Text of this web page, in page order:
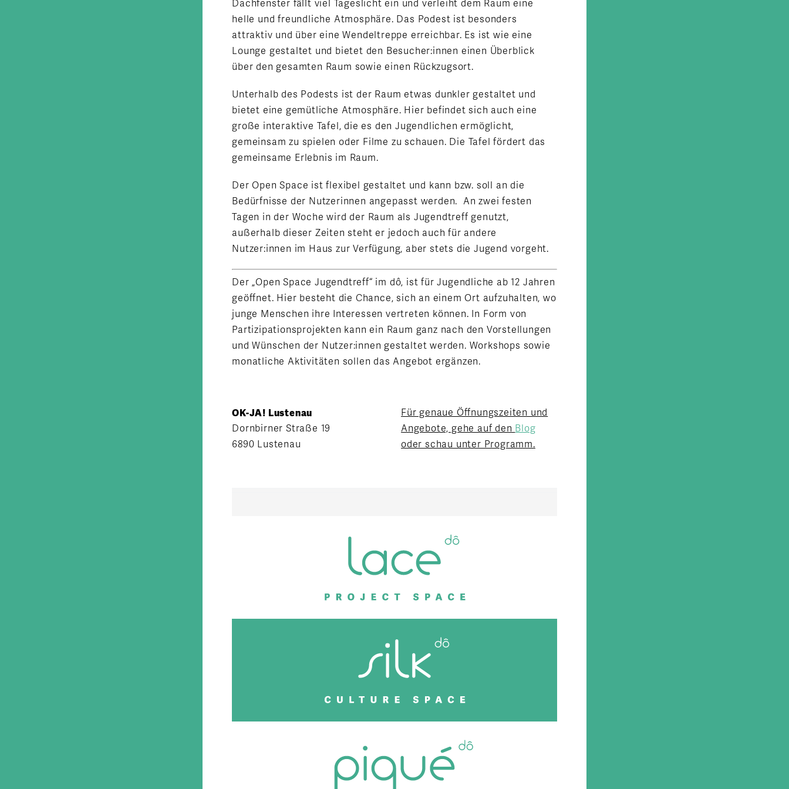
Dachfenster fällt viel Tageslicht ein und verleiht dem Raum eine
helle und freundliche Atmosphäre. Das Podest ist besonders
attraktiv und über eine Wendeltreppe erreichbar. Es ist wie eine
Lounge gestaltet und bietet den Besucher:innen einen Überblick
über den gesamten Raum sowie einen Rückzugsort.
Unterhalb des Podests ist der Raum etwas dunkler gestaltet und
bietet eine gemütliche Atmosphäre. Hier befindet sich auch eine
große interaktive Tafel, die es den Jugendlichen ermöglicht,
gemeinsam zu spielen oder Filme zu schauen. Die Tafel fördert das
gemeinsame Erlebnis im Raum.
Der Open Space ist flexibel gestaltet und kann bzw. soll an die
Bedürfnisse der Nutzerinnen angepasst werden. An zwei festen
Tagen in der Woche wird der Raum als Jugendtreff genutzt,
außerhalb dieser Zeiten steht er jedoch auch für andere
Nutzer:innen im Haus zur Verfügung, aber stets die Jugend vorgeht.
Der „Open Space Jugendtreff“ im dô, ist für Jugendliche ab 12 Jahren
geöffnet. Hier besteht die Chance, sich an einem Ort aufzuhalten,wo
junge Menschen ihre Interessen vertreten können. In Form von
Partizipationsprojekten kann ein Raum ganz nach den Vorstellungen
und Wünschen der Nutzer:innen gestaltet werden. Workshops sowie
monatliche Aktivitäten sollen das Angebot ergänzen.
OK-JA! Lustenau
Dornbirner Straße 19
6890 Lustenau
Für genaue Öffnungszeiten und
Angebote, gehe auf den Blog
oder schau unter Programm.